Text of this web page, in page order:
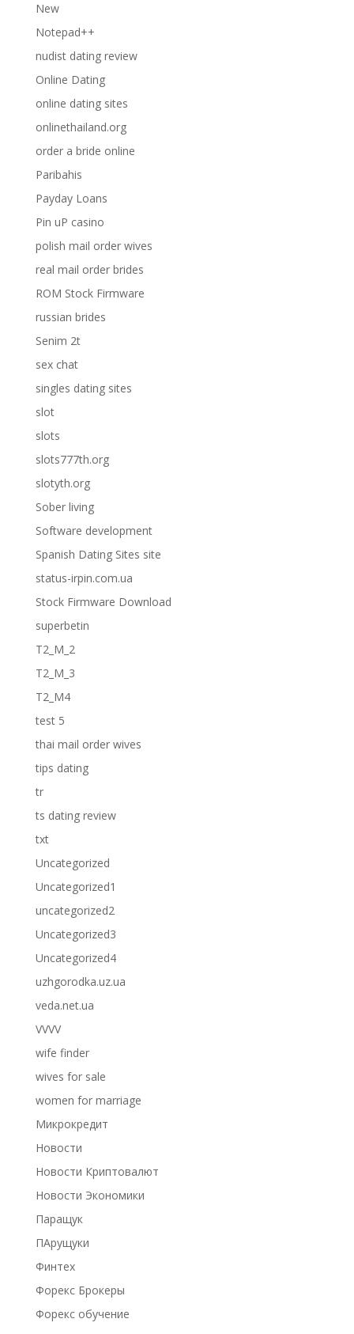
New
Notepad++
nudist dating review
Online Dating
online dating sites
onlinethailand.org
order a bride online
Paribahis
Payday Loans
Pin uP casino
polish mail order wives
real mail order brides
ROM Stock Firmware
russian brides
Senim 2t
sex chat
singles dating sites
slot
slots
slots777th.org
slotyth.org
Sober living
Software development
Spanish Dating Sites site
status-irpin.com.ua
Stock Firmware Download
superbetin
T2_M_2
T2_M_3
T2_M4
test 5
thai mail order wives
tips dating
tr
ts dating review
txt
Uncategorized
Uncategorized1
uncategorized2
Uncategorized3
Uncategorized4
uzhgorodka.uz.ua
veda.net.ua
VVVV
wife finder
wives for sale
women for marriage
Микрокредит
Новости
Новости Криптовалют
Новости Экономики
Паращук
ПАрущуки
Финтех
Форекс Брокеры
Форекс обучение